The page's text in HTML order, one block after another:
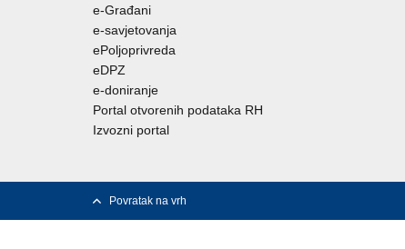
e-Građani
e-savjetovanja
ePoljoprivreda
eDPZ
e-doniranje
Portal otvorenih podataka RH
Izvozni portal
Povratak na vrh